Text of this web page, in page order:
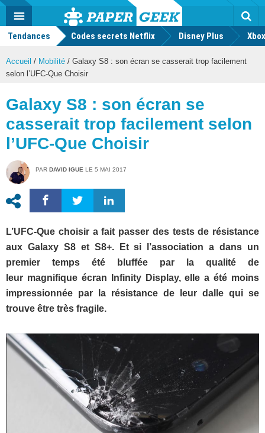
Actu
geek
MENU
Tendances Codes secrets Netflix Disney Plus
Accueil / Mobilité / Galaxy S8 : son écran se casserait trop facilement
selon l’UFC-Que Choisir
Galaxy S8 : son écran se
casserait trop facilement selon
l’UFC-Que Choisir
PAR DAVID IGUE LE 5 MAI 2017
L’UFC-Que choisir a fait passer des tests de résistance
aux Galaxy S8 et S8+. Et si l’association a dans un
premier temps été bluffée par la qualité de
leur magnifique écran Infinity Display, elle a été moins
impressionnée par la résistance de leur dalle qui se
trouve être très fragile.
Mode
FacebookTwitter Youtube